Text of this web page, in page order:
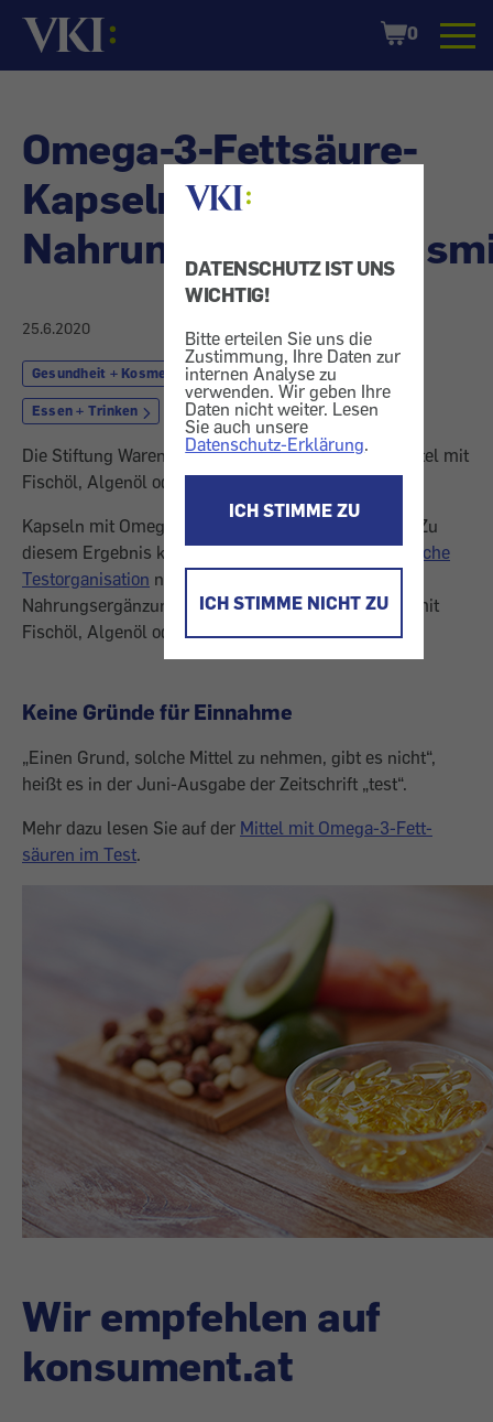
DATENSCHUTZ IST UNS
WICHTIG!
Bitte erteilen Sie uns die
Zustimmung, Ihre Daten zur
internen Analyse zu
verwenden. Wir geben Ihre
Daten nicht weiter. Lesen
Sie auch unsere
Datenschutz-Erklärung.
ICH STIMME ZU
ICH STIMME NICHT ZU
Startseite
Shopping
Cart
0
Omega-3-Fettsäure-
Kapseln - Unnötige
25.6.2020
Gesundheit + Kosmetik Nahrungsergänzung
Essen + Trinken Lebensmittel
Die Stiftung Warentest hat Nahrungsergänzungsmittel mit
Fischöl, Algenöl oder Leinöl untersucht.
Kapseln mit Omega-3-Fettsäuren sind überflüssig. Zu
diesem Ergebnis kam dieStiftung Warentest - deutsche
Testorganisation nach einem Test von 20
Nahrungsergänzungsmitteln und 3 Medikamenten mit
Fischöl, Algenöl oder Leinöl.
Keine Gründe für Einnahme
„Einen Grund, solche Mittel zu nehmen, gibt es nicht“,
heißt es in der Juni-Ausgabe der Zeitschrift „test“.
Mehr dazu lesen Sie auf der Mittel mit Omega-3-Fett­
säuren im Test.
Wir empfehlen auf
konsument.at